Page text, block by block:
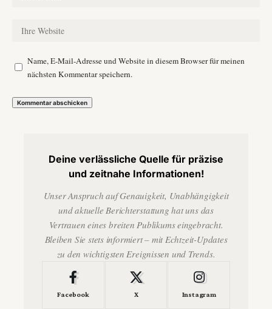
Name, E-Mail-Adresse und Website in diesem Browser für meinen
nächsten Kommentar speichern.
Deine verlässliche Quelle für präzise
und zeitnahe Informationen!
Unser Anspruch auf Genauigkeit, Unabhängigkeit
und aktuelle Berichterstattung hat uns das
Vertrauen eines breiten Publikums eingebracht.
Bleiben Sie stets informiert – mit Echtzeit-Updates
zu den wichtigsten Ereignissen und Trends.
Facebook X Instagram